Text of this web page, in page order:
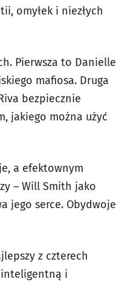
omyłek i niezłych
Pierwsza to Danielle
mafiosa. Druga
bezpiecznie
jakiego można użyć
a efektownym
– Will Smith jako
jego serce. Obydwoje
z czterech
i